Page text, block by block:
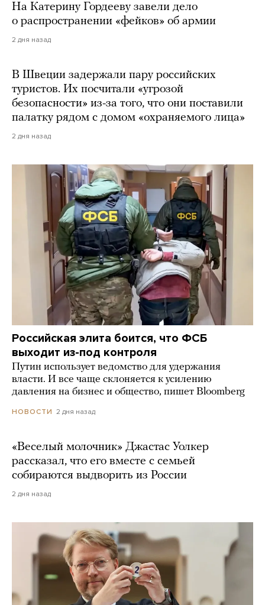
На Катерину Гордееву завели дело
о распространении «фейков» об армии
2 дня назад
В Швеции задержали пару российских
туристов. Их посчитали «угрозой
безопасности» из-за того, что они поставили
палатку рядом с домом «охраняемого лица»
2 дня назад
Российская элита боится, что ФСБ
выходит из-под контроля
Путин использует ведомство для удержания
власти. И все чаще склоняется к усилению
давления на бизнес и общество, пишет Bloomberg
НОВОСТИ 2 дня назад
«Веселый молочник» Джастас Уолкер
рассказал, что его вместе с семьей
собираются выдворить из России
2 дня назад